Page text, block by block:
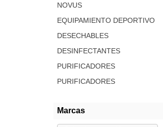
NOVUS
EQUIPAMIENTO DEPORTIVO
DESECHABLES
DESINFECTANTES
PURIFICADORES
PURIFICADORES
Marcas